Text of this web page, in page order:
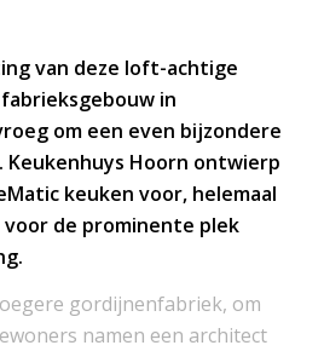
van deze loft-achtige
in
om een even bijzondere
Keukenhuys Hoorn ontwierp
keuken voor, helemaal
de prominente plek
gordijnenfabriek, om
namen een architect